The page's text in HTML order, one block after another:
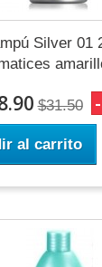
Silver 01
$31.50
al carrito